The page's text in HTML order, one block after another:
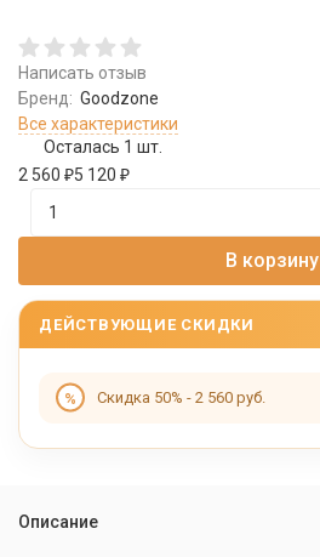
Написать отзыв
Бренд: Goodzone
Все характеристики
Осталась 1 шт.
2 560 ₽5 120 ₽
В корзину
ДЕЙСТВУЮЩИЕ СКИДКИ
Скидка 50% - 2 560 руб.
Описание